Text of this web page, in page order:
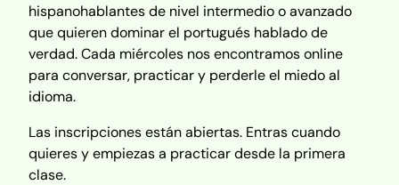
hispanohablantes de nivel intermedio o avanzado
que quieren dominar el portugués hablado de
verdad. Cada miércoles nos encontramos online
para conversar, practicar y perderle el miedo al
idioma.
Las inscripciones están abiertas. Entras cuando
quieres y empiezas a practicar desde la primera
clase.